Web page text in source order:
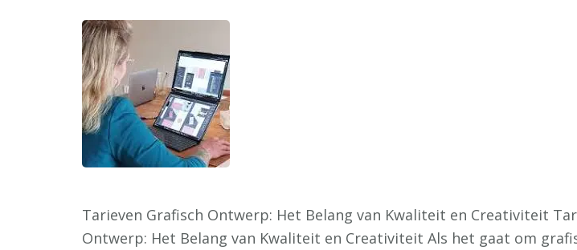
Tarieven Grafisch Ontwerp: Het Belang van Kwaliteit en Creativiteit
Ontwerp: Het Belang van Kwaliteit en Creativiteit Als het gaat om